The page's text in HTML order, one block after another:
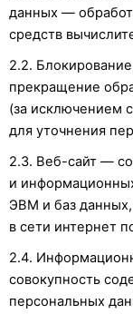
данных —
средств
2.2.
прекращение
(за исключением
для уточнения
2.3. Веб-сайт —
и
ЭВМ и баз
в сети интернет
2.4.
совокупность
персональных